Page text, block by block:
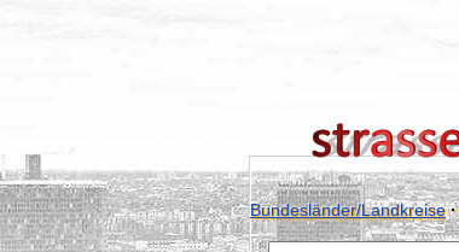
Bundesländer/Landkreise·